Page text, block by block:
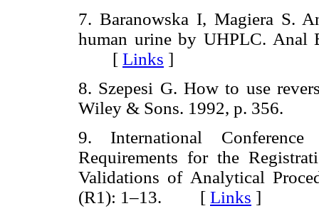
7. Baranowska I, Magiera S.
human urine by UHPLC. Anal
[ Links ]
8. Szepesi G. How to use
Wiley & Sons. 1992, p.
9. International
Requirements for the
Validations of Analytical
(R1): 1–13. [ Links ]